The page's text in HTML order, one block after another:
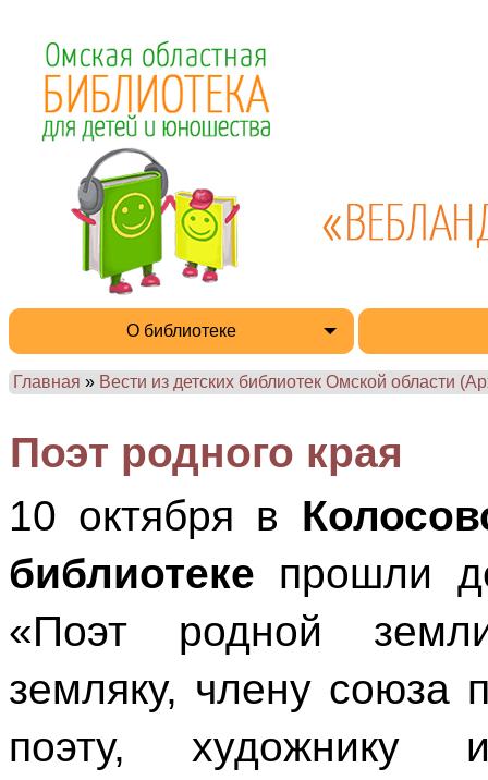
О библиотеке
Главная » Вести из детских библиотек Омской области
Поэт родного края
10 октября в
библиотеке прошли
«Поэт родной
земляку, члену союза
поэту, художнику